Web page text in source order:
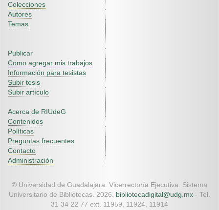
Colecciones
Autores
Temas
Publicar
Como agregar mis trabajos
Información para tesistas
Subir tesis
Subir artículo
Acerca de RIUdeG
Contenidos
Políticas
Preguntas frecuentes
Contacto
Administración
© Universidad de Guadalajara. Vicerrectoría Ejecutiva. Sistema
Universitario de Bibliotecas. 2026. bibliotecadigital@udg.mx - Tel.
31 34 22 77 ext. 11959, 11924, 11914